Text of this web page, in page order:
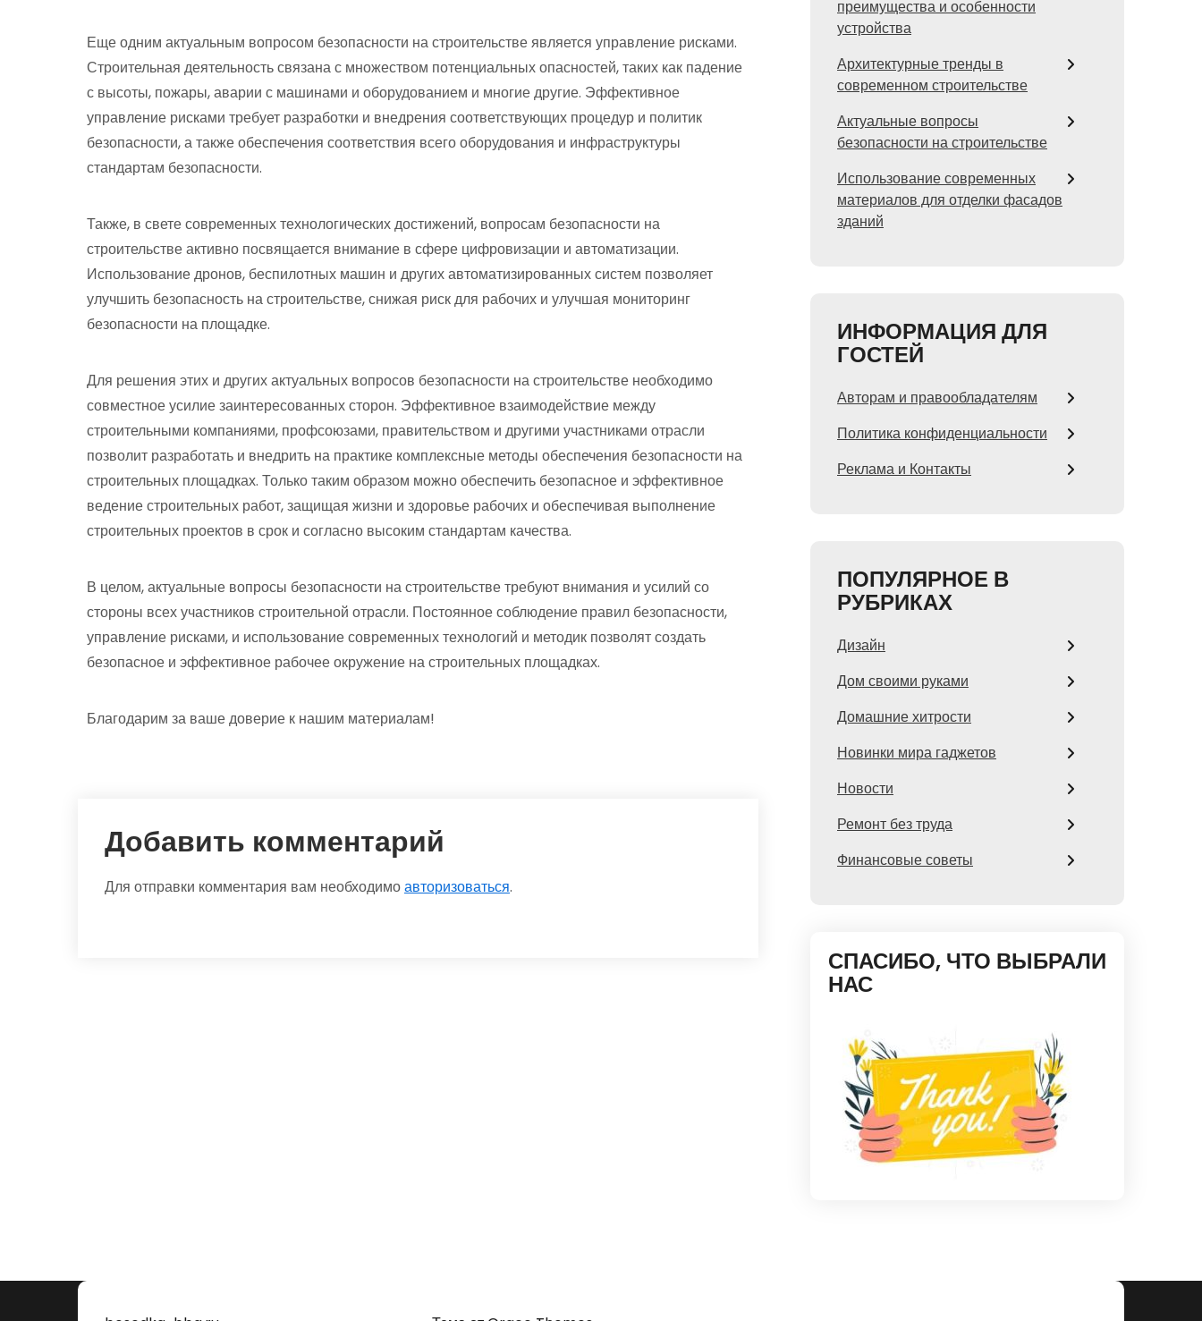
Еще одним актуальным вопросом безопасности на строительстве является управление рисками.
Строительная деятельность связана с множеством потенциальных опасностей, таких как падение
с высоты, пожары, аварии с машинами и оборудованием и многие другие. Эффективное
управление рисками требует разработки и внедрения соответствующих процедур и политик
безопасности, а также обеспечения соответствия всего оборудования и инфраструктуры
стандартам безопасности.
Также, в свете современных технологических достижений, вопросам безопасности на
строительстве активно посвящается внимание в сфере цифровизации и автоматизации.
Использование дронов, беспилотных машин и других автоматизированных систем позволяет
улучшить безопасность на строительстве, снижая риск для рабочих и улучшая мониторинг
безопасности на площадке.
Для решения этих и других актуальных вопросов безопасности на строительстве необходимо
совместное усилие заинтересованных сторон. Эффективное взаимодействие между
строительными компаниями, профсоюзами, правительством и другими участниками отрасли
позволит разработать и внедрить на практике комплексные методы обеспечения безопасности на
строительных площадках. Только таким образом можно обеспечить безопасное и эффективное
ведение строительных работ, защищая жизни и здоровье рабочих и обеспечивая выполнение
строительных проектов в срок и согласно высоким стандартам качества.
В целом, актуальные вопросы безопасности на строительстве требуют внимания и усилий со
стороны всех участников строительной отрасли. Постоянное соблюдение правил безопасности,
управление рисками, и использование современных технологий и методик позволят создать
безопасное и эффективное рабочее окружение на строительных площадках.
Благодарим за ваше доверие к нашим материалам!
Добавить комментарий
Для отправки комментария вам необходимоавторизоваться.
преимущества и особенности
устройства
Архитектурные тренды в
современном строительстве
Актуальные вопросы
безопасности на строительстве
Использование современных
материалов для отделки фасадов
зданий
ИНФОРМАЦИЯ ДЛЯ
ГОСТЕЙ
Авторам и правообладателям
Политика конфиденциальности
Реклама и Контакты
ПОПУЛЯРНОЕ В
РУБРИКАХ
Дизайн
Дом своими руками
Домашние хитрости
Новинки мира гаджетов
Новости
Ремонт без труда
Финансовые советы
СПАСИБО, ЧТО ВЫБРАЛИ
НАС